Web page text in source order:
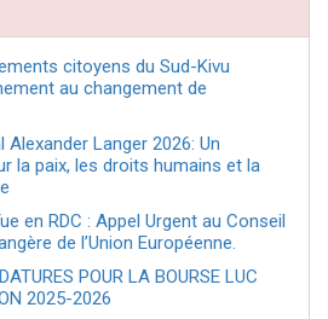
citoyens du Sud-Kivu
au changement de
Alexander Langer 2026: Un
la paix, les droits humains et la
en RDC : Appel Urgent au Conseil
de l’Union Européenne.
POUR LA BOURSE LUC
2025-2026